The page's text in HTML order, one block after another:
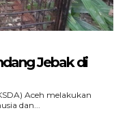
Jebak di
Aceh melakukan
dan...